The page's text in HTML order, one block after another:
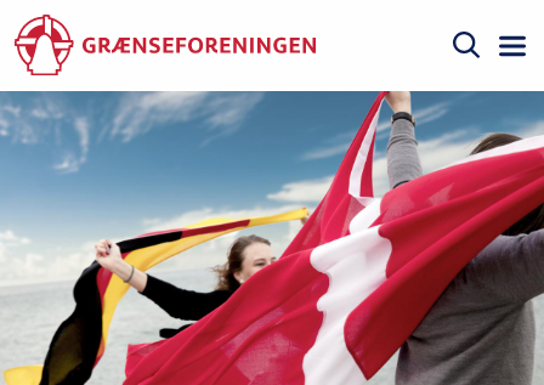
til
hovedindhold
Søg